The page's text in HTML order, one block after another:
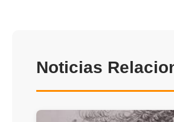
Noticias